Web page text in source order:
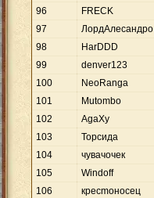
96
FRECK
97
ЛордАлесандро
98
HarDDD
99
denver123
100
NeoRanga
101
Mutombo
102
AgaXy
103
Торсида
104
чувачочек
105
Windoff
106
креcmоносец